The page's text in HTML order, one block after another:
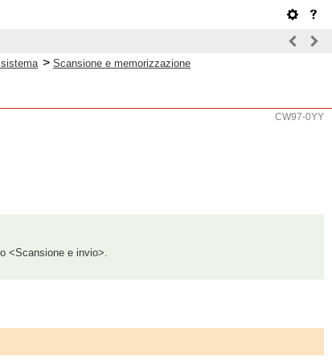
> Scansione e memorizzazione
CW97-0YY
<Scansione e invio>.